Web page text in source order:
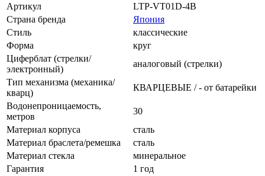
Артикул
LTP-VT01D-4B
Страна бренда
Япония
Стиль
классические
Форма
круг
Циферблат (стрелки/
электронный)
аналоговый (стрелки)
Тип механизма (механика/
кварц)
КВАРЦЕВЫЕ / - от батарейки
Водонепроницаемость,
метров
30
Материал корпуса
сталь
Материал браслета/ремешка
сталь
Материал стекла
минеральное
Гарантия
1 год